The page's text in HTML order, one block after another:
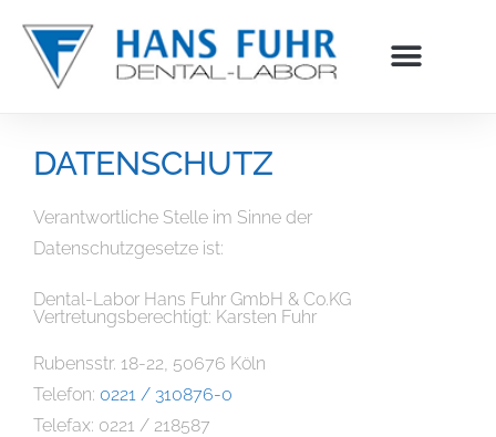
springen
DATENSCHUTZ
Verantwortliche Stelle im Sinne der
Datenschutzgesetze ist:
Dental-Labor Hans Fuhr GmbH & Co.KG
Vertretungsberechtigt: Karsten Fuhr
Rubensstr. 18-22, 50676 Köln
Telefon: 0221 / 310876-0
Telefax: 0221 / 218587